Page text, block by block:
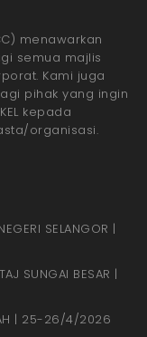
menawarkan
semua majlis
Kami juga
pihak yang ingin
kepada
organisasi.
SELANGOR |
SUNGAI BESAR |
| 25-26/4/2026